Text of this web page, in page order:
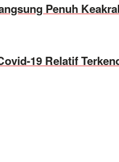
Penuh
19 Relatif